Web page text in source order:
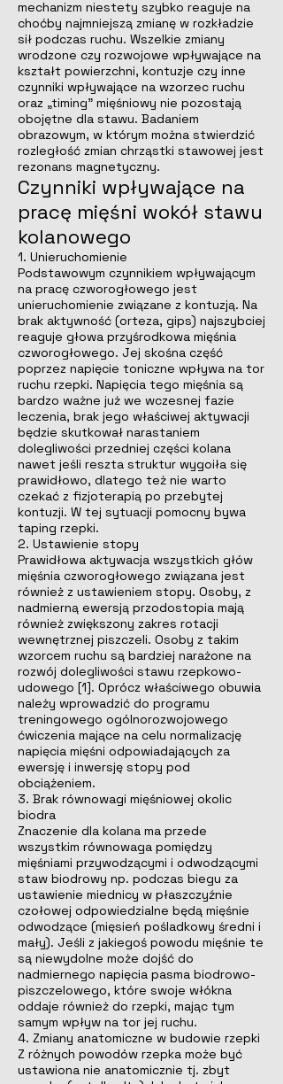
mechanizm niestety szybko reaguje na
choćby najmniejszą zmianę w rozkładzie
sił podczas ruchu. Wszelkie zmiany
wrodzone czy rozwojowe wpływające na
kształt powierzchni, kontuzje czy inne
czynniki wpływające na wzorzec ruchu
oraz „timing” mięśniowy nie pozostają
obojętne dla stawu. Badaniem
obrazowym, w którym można stwierdzić
rozległość zmian chrząstki stawowej jest
rezonans magnetyczny.
Czynniki wpływające na
pracę mięśni wokół stawu
kolanowego
1. Unieruchomienie
Podstawowym czynnikiem wpływającym
na pracę czworogłowego jest
unieruchomienie związane z kontuzją. Na
brak aktywność (orteza, gips) najszybciej
reaguje głowa przyśrodkowa mięśnia
czworogłowego. Jej skośna część
poprzez napięcie toniczne wpływa na tor
ruchu rzepki. Napięcia tego mięśnia są
bardzo ważne już we wczesnej fazie
leczenia, brak jego właściwej aktywacji
będzie skutkował narastaniem
dolegliwości przedniej części kolana
nawet jeśli reszta struktur wygoiła się
prawidłowo, dlatego też nie warto
czekać z fizjoterapią po przebytej
kontuzji. W tej sytuacji pomocny bywa
taping rzepki.
2. Ustawienie stopy
Prawidłowa aktywacja wszystkich głów
mięśnia czworogłowego związana jest
również z ustawieniem stopy. Osoby, z
nadmierną ewersją przodostopia mają
również zwiększony zakres rotacji
wewnętrznej piszczeli. Osoby z takim
wzorcem ruchu są bardziej narażone na
rozwój dolegliwości stawu rzepkowo-
udowego [1]. Oprócz właściwego obuwia
należy wprowadzić do programu
treningowego ogólnorozwojowego
ćwiczenia mające na celu normalizację
napięcia mięśni odpowiadających za
ewersję i inwersję stopy pod
obciążeniem.
3. Brak równowagi mięśniowej okolic
biodra
Znaczenie dla kolana ma przede
wszystkim równowaga pomiędzy
mięśniami przywodzącymi i odwodzącymi
staw biodrowy np. podczas biegu za
ustawienie miednicy w płaszczyźnie
czołowej odpowiedzialne będą mięśnie
odwodzące (mięsień pośladkowy średni i
mały). Jeśli z jakiegoś powodu mięśnie te
są niewydolne może dojść do
nadmiernego napięcia pasma biodrowo-
piszczelowego, które swoje włókna
oddaje również do rzepki, mając tym
samym wpływ na tor jej ruchu.
4. Zmiany anatomiczne w budowie rzepki
Z różnych powodów rzepka może być
ustawiona nie anatomicznie tj. zbyt